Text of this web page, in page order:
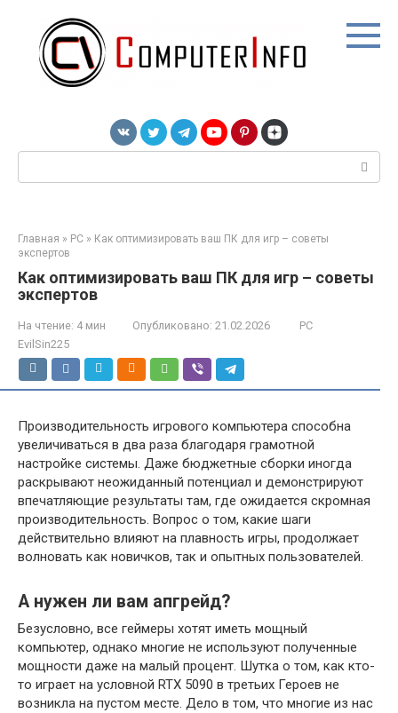
контенту
Главная » PC » Как оптимизировать ваш ПК для игр – советы
экспертов
Как оптимизировать ваш ПК для игр – советы
экспертов
На чтение: 4 мин Опубликовано: 21.02.2026
PC
EvilSin225
Производительность игрового компьютера способна
увеличиваться в два раза благодаря грамотной
настройке системы. Даже бюджетные сборки иногда
раскрывают неожиданный потенциал и демонстрируют
впечатляющие результаты там, где ожидается скромная
производительность. Вопрос о том, какие шаги
действительно влияют на плавность игры, продолжает
волновать как новичков, так и опытных пользователей.
А нужен ли вам апгрейд?
Безусловно, все геймеры хотят иметь мощный
компьютер, однако многие не используют полученные
мощности даже на малый процент. Шутка о том, как кто-
то играет на условной RTX 5090 в третьих Героев не
возникла на пустом месте. Дело в том, что многие из нас